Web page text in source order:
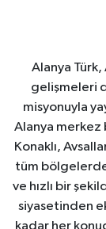
Alanya
gelişmeleri
misyonuyla
Alanya merkez
Konaklı,
tüm
ve hızlı bir
siyasetinden
kadar her